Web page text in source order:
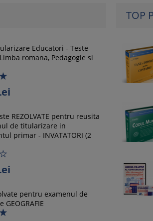
Educatori - Teste
romana, Pedagogie si
REZOLVATE pentru reusita
de titularizare in
primar - INVATATORI (2
pentru examenul de
TOP